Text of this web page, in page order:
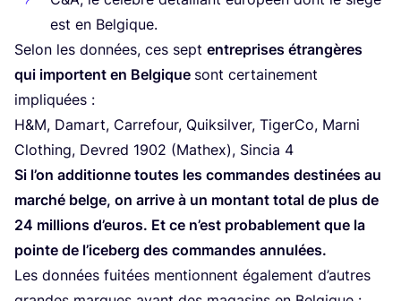
est en Belgique.
Selon les don­nées, ces sept entre­prises étran­gères
qui importent en Bel­gique sont cer­tai­ne­ment
impliquées :
H&M, Damart, Car­re­four, Quik­sil­ver, Tiger­Co, Mar­ni
Clo­thing, Devred 1902 (Mathex), Sin­cia 4
Si l’on addi­tionne toutes les com­mandes des­ti­nées au
mar­ché belge, on arrive à un mon­tant total de plus de
24 mil­lions d’eu­ros. Et ce n’est pro­ba­ble­ment que la
pointe de l’i­ce­berg des com­mandes annulées.
Les don­nées fui­tées men­tionnent éga­le­ment d’autres